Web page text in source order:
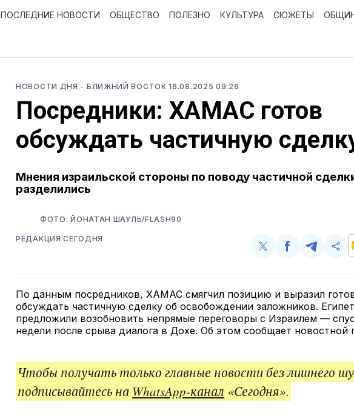
ПОСЛЕДНИЕ НОВОСТИ ОБЩЕСТВО ПОЛЕЗНО КУЛЬТУРА СЮЖЕТЫ
НОВОСТИ ДНЯ - БЛИЖНИЙ ВОСТОК16.08.2025 09:26
Посредники: ХАМАС готов
обсуждать частичную
Мнения израильской стороны по поводу частичной
разделились
ФОТО: ЙОНАТАН ШАУЛЬ/FLASH90
РЕДАКЦИЯ СЕГОДНЯ
Поделиться
Twitter
Поделиться
FacebookTelegram
По данным посредников, ХАМАС смягчил позицию и выразил
обсуждать частичную сделку об освобождении заложников.
предложили возобновить непрямые переговоры с Израилем —
недели после срыва диалога в Дохе. Об этом сообщает новостной
Чтобы получать только главные новости без лишнего
подписывайтесь на WhatsApp-канал «Сегодня».